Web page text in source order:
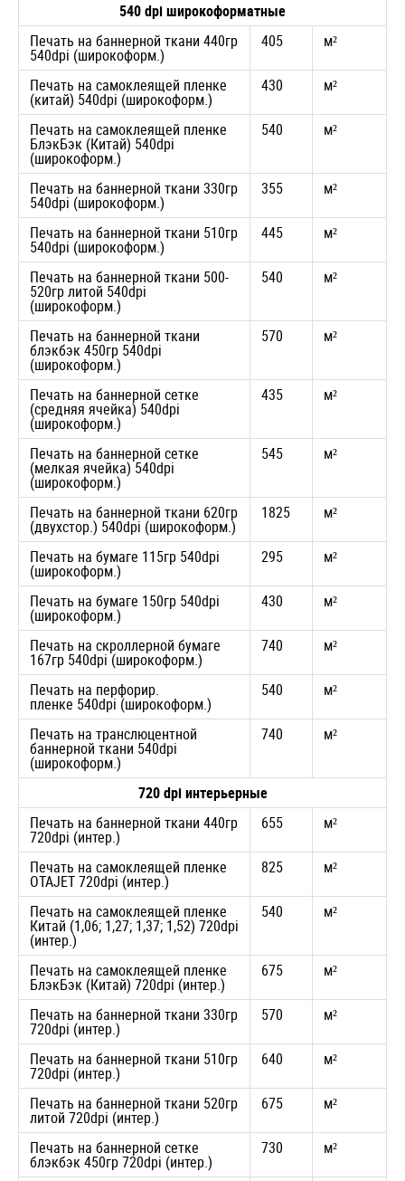
540 dpi широкоформатные
Печать на баннерной ткани 440гр
540dpi (широкоформ.)
405 м²
Печать на самоклеящей пленке
(китай) 540dpi (широкоформ.)
430 м²
Печать на самоклеящей пленке
БлэкБэк (Китай) 540dpi
(широкоформ.)
540 м²
Печать на баннерной ткани 330гр
540dpi (широкоформ.)
355 м²
Печать на баннерной ткани 510гр
540dpi (широкоформ.)
445 м²
Печать на баннерной ткани 500-
520гр литой 540dpi
(широкоформ.)
540 м²
Печать на баннерной ткани
блэкбэк 450гр 540dpi
(широкоформ.)
570 м²
Печать на баннерной сетке
(средняя ячейка) 540dpi
(широкоформ.)
435 м²
Печать на баннерной сетке
(мелкая ячейка) 540dpi
(широкоформ.)
545 м²
Печать на баннерной ткани 620гр
(двухстор.) 540dpi (широкоформ.)
1825 м²
Печать на бумаге 115гр 540dpi
(широкоформ.)
295 м²
Печать на бумаге 150гр 540dpi
(широкоформ.)
430 м²
Печать на скроллерной бумаге
167гр 540dpi (широкоформ.)
740 м²
Печать на перфорир.
пленке 540dpi (широкоформ.)
540 м²
Печать на транслюцентной
баннерной ткани 540dpi
(широкоформ.)
740 м²
720 dpi интерьерные
Печать на баннерной ткани 440гр
720dpi (интер.)
655 м²
Печать на самоклеящей пленке
OTAJET 720dpi (интер.)
825 м²
Печать на самоклеящей пленке
Китай (1,06; 1,27; 1,37; 1,52) 720dpi
(интер.)
540 м²
Печать на самоклеящей пленке
БлэкБэк (Китай) 720dpi (интер.)
675 м²
Печать на баннерной ткани 330гр
720dpi (интер.)
570 м²
Печать на баннерной ткани 510гр
720dpi (интер.)
640 м²
Печать на баннерной ткани 520гр
литой 720dpi (интер.)
675 м²
Печать на баннерной сетке
блэкбэк 450гр 720dpi (интер.)
730 м²